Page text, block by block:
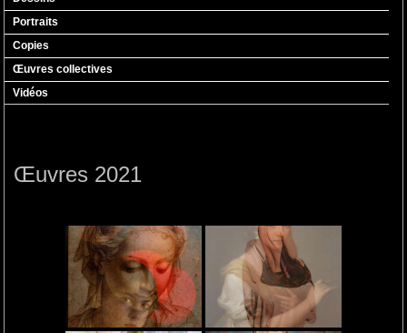
Portraits
Copies
Œuvres collectives
Vidéos
Œuvres 2021